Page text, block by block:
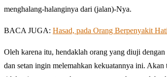
menghalang-halanginya dari (jalan)-Nya.
BACA JUGA: Hasad, pada Orang Berpenyakit
Oleh karena itu, hendaklah orang yang diuji
dan setan ingin melemahkan kekuatannya ini.